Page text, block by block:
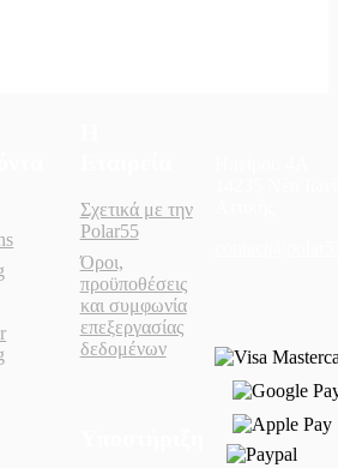
Σχετικά με την
Polar55
Όροι,
προϋποθέσεις
και συμφωνία
επεξεργασίας
δεδομένων